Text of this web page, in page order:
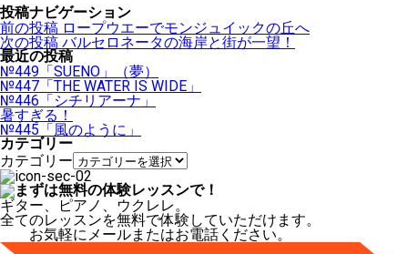
投稿ナビゲーション
前の投稿 ロープウエーでモンジュイックの丘へ
次の投稿 バルセロネータの海岸と街が一望！
最近の投稿
№449「SUENO」（夢）
№447「THE WATER IS WIDE」
№446「シチリアーナ」
暑すぎる！
№445「風のように」
カテゴリー
カテゴリー
ギター、ピアノ、ウクレレ。
全てのレッスンを無料で体験していただけます。
お気軽にメールまたはお電話ください。